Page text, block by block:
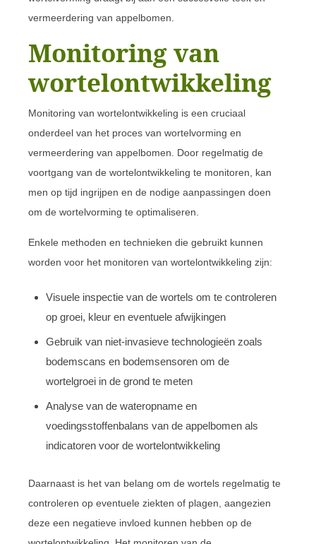
vermeerdering van appelbomen.
Monitoring van
wortelontwikkeling
Monitoring van wortelontwikkeling is een cruciaal
onderdeel van het proces van wortelvorming en
vermeerdering van appelbomen. Door regelmatig de
voortgang van de wortelontwikkeling te monitoren, kan
men op tijd ingrijpen en de nodige aanpassingen doen
om de wortelvorming te optimaliseren.
Enkele methoden en technieken die gebruikt kunnen
worden voor het monitoren van wortelontwikkeling zijn:
Visuele inspectie van de wortels om te controleren
op groei, kleur en eventuele afwijkingen
Gebruik van niet-invasieve technologieën zoals
bodemscans en bodemsensoren om de
wortelgroei in de grond te meten
Analyse van de wateropname en
voedingsstoffenbalans van de appelbomen als
indicatoren voor de wortelontwikkeling
Daarnaast is het van belang om de wortels regelmatig te
controleren op eventuele ziekten of plagen, aangezien
deze een negatieve invloed kunnen hebben op de